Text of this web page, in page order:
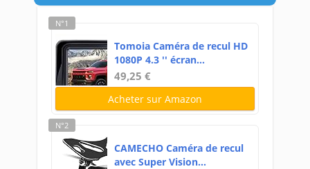
N°1
Tomoia Caméra de recul HD
1080P 4.3 '' écran...
49,25 €
Acheter sur Amazon
N°2
CAMECHO Caméra de recul
avec Super Vision...